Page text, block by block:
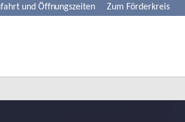
und Öffnungszeiten Zum Förderkreis